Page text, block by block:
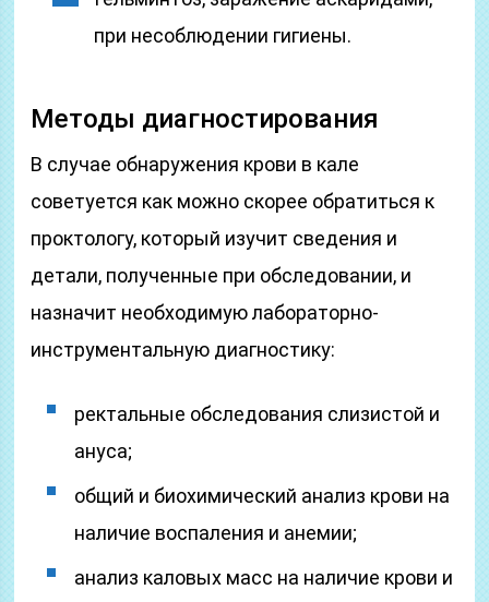
при несоблюдении гигиены.
Методы диагностирования
В случае обнаружения крови в кале
советуется как можно скорее обратиться к
проктологу, который изучит сведения и
детали, полученные при обследовании, и
назначит необходимую лабораторно-
инструментальную диагностику:
ректальные обследования слизистой и
ануса;
общий и биохимический анализ крови на
наличие воспаления и анемии;
анализ каловых масс на наличие крови и